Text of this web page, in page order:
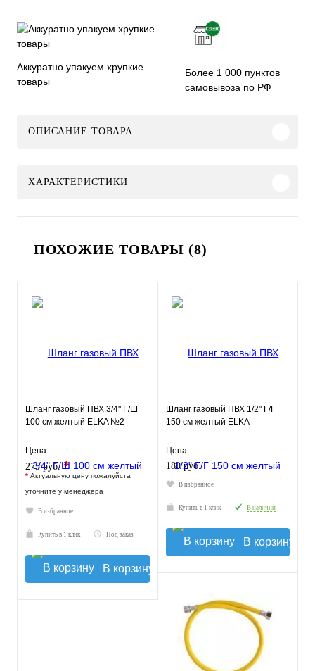
Аккуратно упакуем хрупкие
товары
Более 1 000 пунктов
самовывоза по РФ
ОПИСАНИЕ ТОВАРА
ХАРАКТЕРИСТИКИ
ПОХОЖИЕ ТОВАРЫ (8)
Шланг газовый ПВХ 3/4" Г/Ш
100 см желтый ELKA №2
Цена:
275 руб.*
* Актуальную цену пожалуйста
уточните у менеджера
В избранное
Купить в 1 клик Под заказ
В корзину
Шланг газовый ПВХ 1/2" Г/Г
150 см желтый ELKA
Цена:
180 руб.
В избранное
Купить в 1 клик В наличии
В корзину